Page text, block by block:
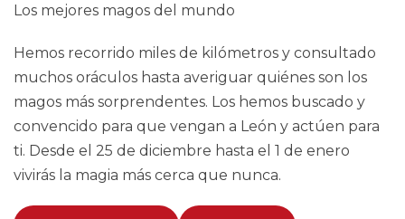
Los mejores magos del mundo
Hemos recorrido miles de kilómetros y consultado
muchos oráculos hasta averiguar quiénes son los
magos más sorprendentes. Los hemos buscado y
convencido para que vengan a León y actúen para
ti. Desde el 25 de diciembre hasta el 1 de enero
vivirás la magia más cerca que nunca.